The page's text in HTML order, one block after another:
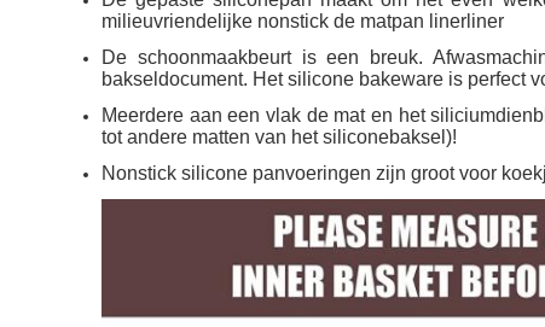
milieuvriendelijke nonstick de matpan linerliner
De schoonmaakbeurt is een breuk.
bakseldocument. Het silicone bakeware is perfect
Meerdere aan een vlak de mat en het
tot andere matten van het siliconebaksel)!
Nonstick silicone panvoeringen zijn groot voor